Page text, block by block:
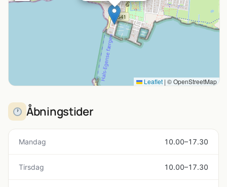
Leaflet | © OpenStreetMap
Åbningstider
Mandag 10.00–17.30
Tirsdag 10.00–17.30